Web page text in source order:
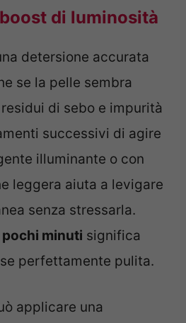
di luminosità
detersione accurata
se la pelle sembra
di sebo e impurità
successivi di agire
illuminante o con
leggera aiuta a levigare
senza stressarla.
pochi minuti significa
perfettamente pulita.
applicare una